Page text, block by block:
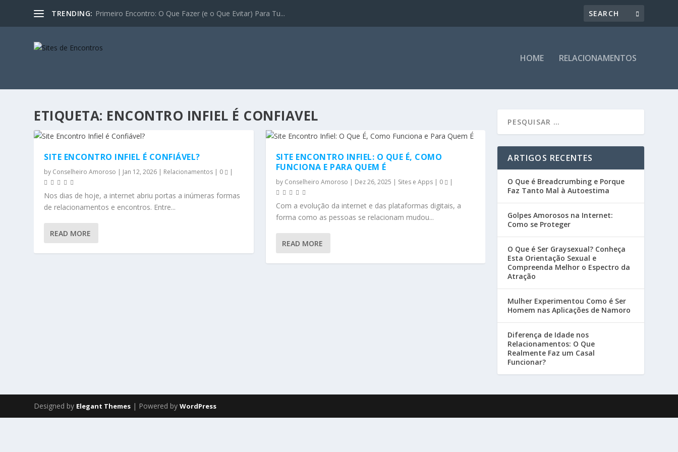
TRENDING: Primeiro Encontro: O Que Fazer (e o Que Evitar) Para Tu...
HOME RELACIONAMENTOS
ETIQUETA: ENCONTRO INFIEL É CONFIAVEL
SITE ENCONTRO INFIEL É CONFIÁVEL?
by Conselheiro Amoroso | Jan 12, 2026 | Relacionamentos | 0 |
Nos dias de hoje, a internet abriu portas a inúmeras formas
de relacionamentos e encontros. Entre...
READ MORE
SITE ENCONTRO INFIEL: O QUE É, COMO
FUNCIONA E PARA QUEM É
by Conselheiro Amoroso | Dez 26, 2025 | Sites e Apps| 0 |
Com a evolução da internet e das plataformas digitais, a
forma como as pessoas se relacionam mudou...
READ MORE
ARTIGOS RECENTES
O Que é Breadcrumbing e Porque
Faz Tanto Mal à Autoestima
Golpes Amorosos na Internet:
Como se Proteger
O Que é Ser Graysexual? Conheça
Esta Orientação Sexual e
Compreenda Melhor o Espectro da
Atração
Mulher Experimentou Como é Ser
Homem nas Aplicações de Namoro
Diferença de Idade nos
Relacionamentos: O Que
Realmente Faz um Casal
Funcionar?
Designed by Elegant Themes | Powered byWordPress